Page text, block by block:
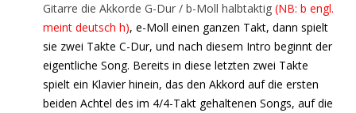
Gitarre die Akkorde G-Dur / b-Moll halbtaktig (NB: b engl.
meint deutsch h), e-Moll einen ganzen Takt, dann spielt
sie zwei Takte C-Dur, und nach diesem Intro beginnt der
eigentliche Song. Bereits in diese letzten zwei Takte
spielt ein Klavier hinein, das den Akkord auf die ersten
beiden Achtel des im 4/4-Takt gehaltenen Songs, auf die